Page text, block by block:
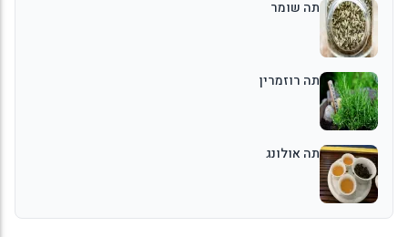
תה שומר
תה רוזמרין
תה אולונג